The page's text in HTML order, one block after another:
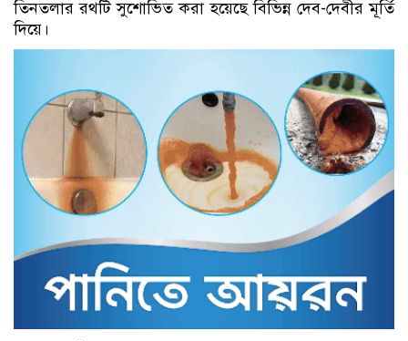
তিনতলার রথটি সুশোভিত করা হয়েছে বিভিন্ন দেব-দেবীর মূর্তি
দিয়ে।